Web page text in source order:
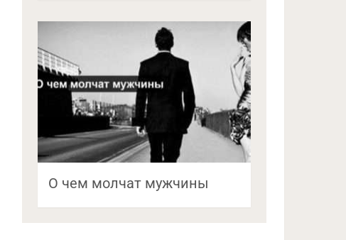
О чем молчат мужчины